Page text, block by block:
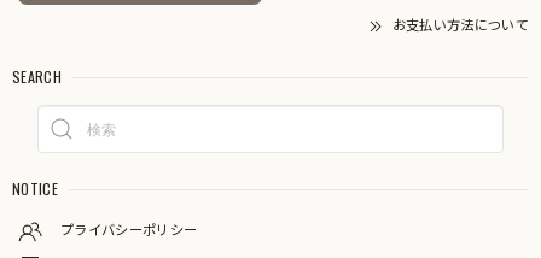
お支払い方法について
SEARCH
NOTICE
プライバシーポリシー